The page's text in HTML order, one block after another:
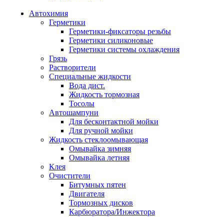
Автохимия
Герметики
Герметики-фиксаторы резьбы
Герметики силиконовые
Герметики системы охлаждения
Грязь
Растворители
Специальные жидкости
Вода дист.
Жидкость тормозная
Тосолы
Автошампуни
Для бесконтактной мойки
Для ручной мойки
Жидкость стеклоомывающая
Омывайка зимняя
Омывайка летняя
Клея
Очистители
Битумных пятен
Двигателя
Тормозных дисков
Карбюратора/Инжектора